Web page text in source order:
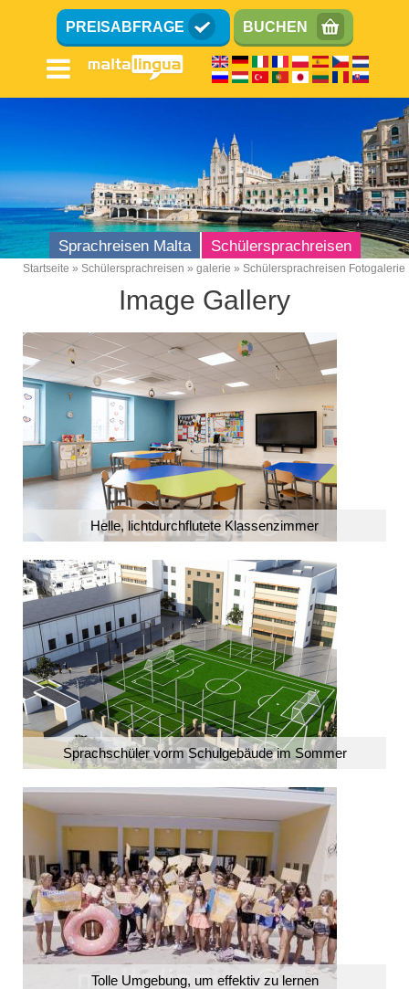
PREISABFRAGE BUCHEN
Sprachreisen Malta Schülersprachreisen
Breadcrumb
Startseite Schülersprachreisen galerie Schülersprachreisen Fotogalerie
Image Gallery
Helle, lichtdurchflutete Klassenzimmer
Sprachschüler vorm Schulgebäude im Sommer
Tolle Umgebung, um effektiv zu lernen